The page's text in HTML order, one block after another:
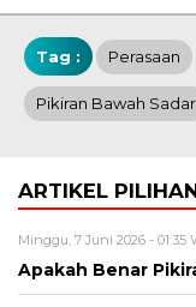
Tag : Perasaan
Pikiran Bawah Sadar
ARTIKEL
Minggu, 7 Juni 2026 - 01:35
Apakah Benar